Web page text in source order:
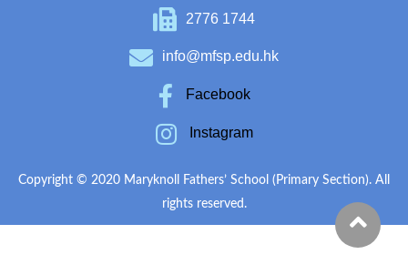
2776 1744
info@mfsp.edu.hk
Facebook
Instagram
Copyright © 2020 Maryknoll Fathers’ School (Primary Section). All
rights reserved.